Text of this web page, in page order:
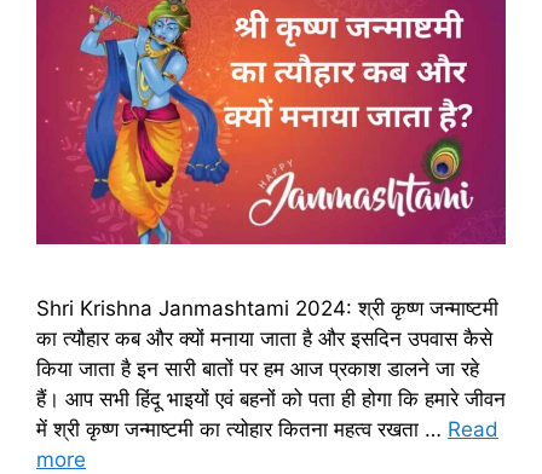
Shri Krishna Janmashtami 2024: श्री कृष्ण जन्माष्टमी
का त्यौहार कब और क्यों मनाया जाता है और इसदिन उपवास कैसे
किया जाता है इन सारी बातों पर हम आज प्रकाश डालने जा रहे
हैं। आप सभी हिंदू भाइयों एवं बहनों को पता ही होगा कि हमारे जीवन
में श्री कृष्ण जन्माष्टमी का त्योहार कितना महत्व रखता … Read
more